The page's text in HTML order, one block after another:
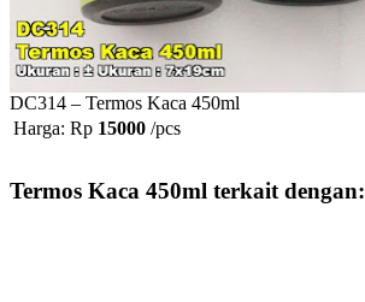
DC314 – Termos Kaca 450ml
Harga: Rp 15000 /pcs
Termos Kaca 450ml terkait dengan: